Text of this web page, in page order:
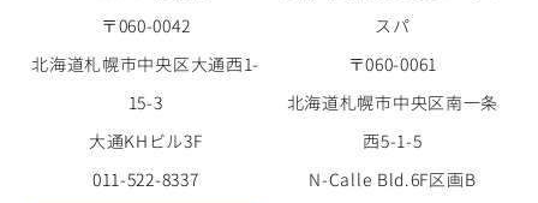
〒060-0042
北海道札幌市中央区大通西1-
15-3
大通KHビル3F
011-522-8337
スパ
〒060-0061
北海道札幌市中央区南一条
西5-1-5
N-Calle Bld.6F区画B